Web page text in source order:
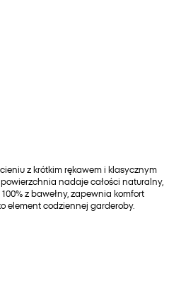
z krótkim rękawem i klasycznym
nadaje całości naturalny,
z bawełny, zapewnia komfort
element codziennej garderoby.